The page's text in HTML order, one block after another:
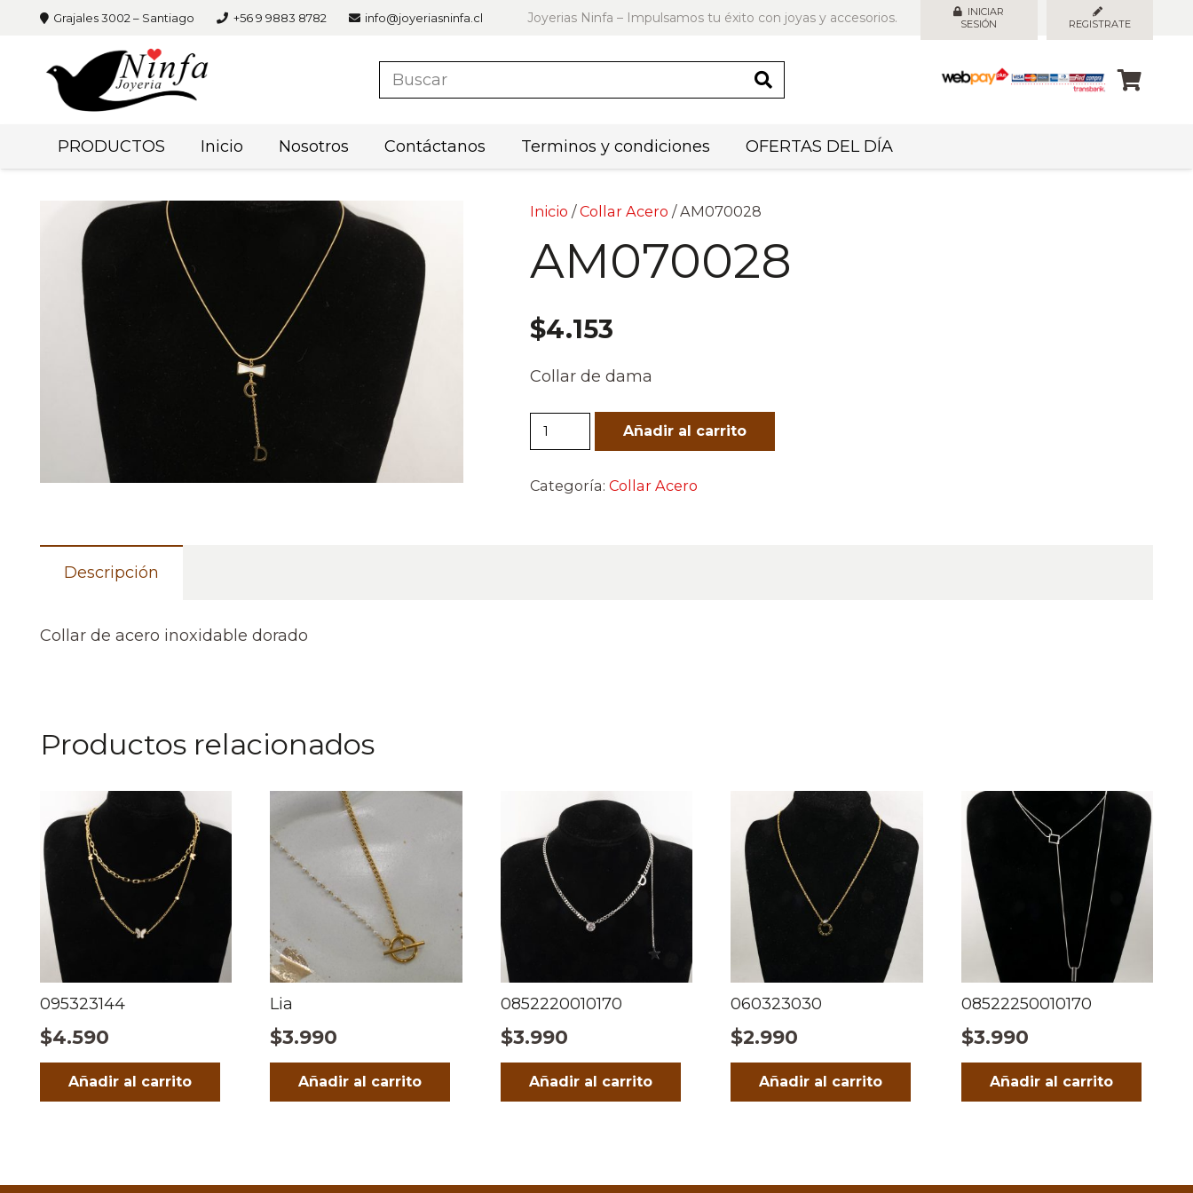
Grajales 3002 – Santiago +56 9 9883 8782 info@joyeriasninfa.cl Joyerias Ninfa – Impulsamos tu éxito con joyas y accesorios.
INICIAR
SESIÓN
REGISTRATE
PRODUCTOS Inicio Nosotros Contáctanos Terminos y condiciones OFERTAS DEL DÍA
Inicio /Collar Acero / AM070028
AM070028
$4.153
Collar de dama
AM070028
cantidad
Añadir al carrito
Categoría: Collar Acero
Descripción
Collar de acero inoxidable dorado
Productos relacionados
095323144
$4.590
Añadir al carrito
Lia
$3.990
Añadir al carrito
0852220010170
$3.990
Añadir al carrito
060323030
$2.990
Añadir al carrito
08522250010170
$3.990
Añadir al carrito